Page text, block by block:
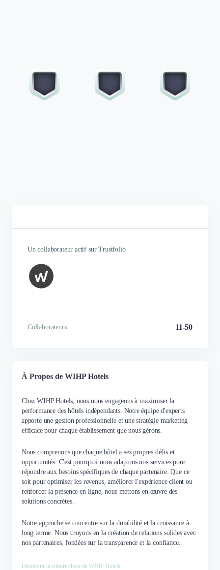
Un collaborateur actif sur Trustfolio
Collaborateurs 11-50
À Propos de WIHP Hotels
Chez WIHP Hotels, nous nous engageons à maximiser la
performance des hôtels indépendants. Notre équipe d'experts
apporte une gestion professionnelle et une stratégie marketing
efficace pour chaque établissement que nous gérons.
Nous comprenons que chaque hôtel a ses propres défis et
opportunités. C'est pourquoi nous adaptons nos services pour
répondre aux besoins spécifiques de chaque partenaire. Que ce
soit pour optimiser les revenus, améliorer l'expérience client ou
renforcer la présence en ligne, nous mettons en œuvre des
solutions concrètes.
Notre approche se concentre sur la durabilité et la croissance à
long terme. Nous croyons en la création de relations solides avec
nos partenaires, fondées sur la transparence et la confiance.
Découvrir la culture client de WIHP Hotels